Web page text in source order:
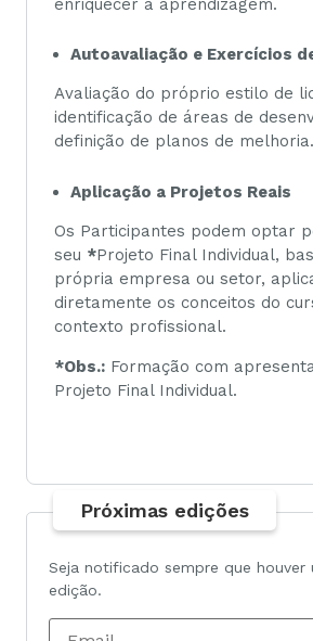
Autoavaliação e Exercícios
Avaliação do próprio estilo de
identificação de áreas de
definição de planos de melhoria.
Aplicação a Projetos Reais
Os Participantes podem optar
seu *Projeto Final Individual,
própria empresa ou setor,
diretamente os conceitos do
contexto profissional.
*Obs.: Formação com
Projeto Final Individual.
Próximas edições
Seja notificado sempre que houver
edição.